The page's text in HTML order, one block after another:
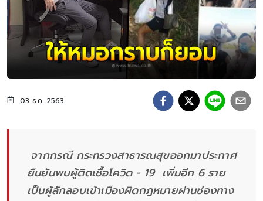
03 ธ.ค. 2563
จากกรณี กระทรวงสาธารณสุขออกมาประกาศ
ยืนยันพบผู้ติดเชื้อโควิด - 19 เพิ่มอีก 6 ราย
เป็นผู้ลักลอบเข้าเมืองผิดกฎหมายผ่านช่องทาง